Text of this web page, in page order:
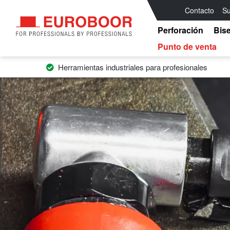
Contacto
Perforación
Punto de venta
Herramientas industriales para profesionales